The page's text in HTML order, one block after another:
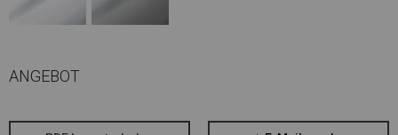
ANGEBOT